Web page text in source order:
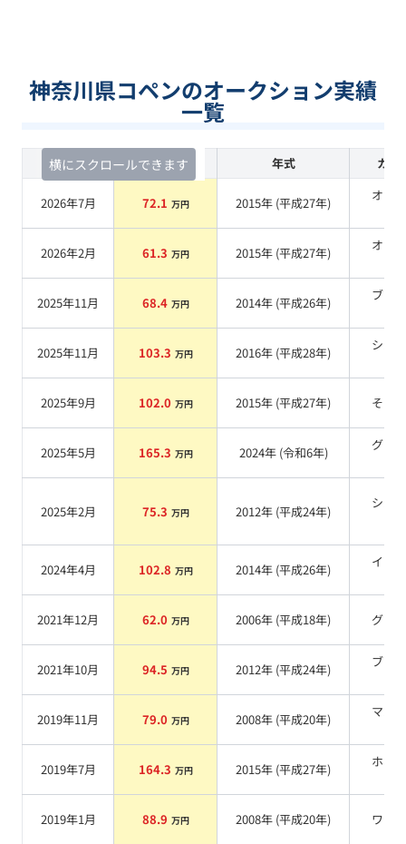
神奈川県コペンのオークション実績
一覧
横にスクロールできます
査定時期 セルカ実績 年式 カラ
2026年7月 72.1 万円 2015年 (平成27年)
オレ
2026年2月 61.3 万円 2015年 (平成27年)
オレ
2025年11月 68.4 万円 2014年 (平成26年)
ブラ
2025年11月 103.3 万円 2016年 (平成28年)
シル
2025年9月 102.0 万円 2015年 (平成27年) その他
2025年5月 165.3 万円 2024年 (令和6年)
グリ
2025年2月 75.3 万円 2012年 (平成24年)
シル
2024年4月 102.8 万円 2014年 (平成26年)
イエ
2021年12月 62.0 万円 2006年 (平成18年) グレー
2021年10月 94.5 万円 2012年 (平成24年)
ブラ
2019年11月 79.0 万円 2008年 (平成20年)
マル
2019年7月 164.3 万円 2015年 (平成27年)
ホワ
2019年1月 88.9 万円 2008年 (平成20年) ワイン